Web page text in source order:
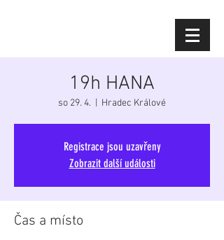
19h HANA
so 29. 4. Hradec Králové
Registrace jsou uzavřeny
Zobrazit další události
Čas a místo